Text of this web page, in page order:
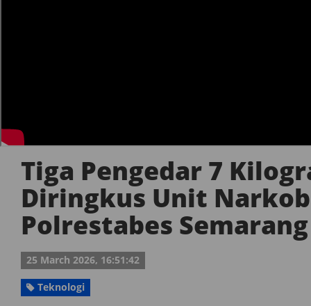
Tiga Pengedar 7
Diringkus Unit
Polrestabes Semarang
25 March 2026, 16:51:42
Teknologi